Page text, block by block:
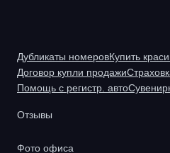
Дубликаты номеровКупить
Договор купли продажи
Помощь с регистр. авто
Отзывы
Фото офиса